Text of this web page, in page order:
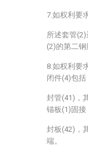
7.如权利要
所述套管
(2)的第二钢
8.如权利要
闭件(4)包括
封管(41)，
锚板(1)固接
封板(42)，
端。